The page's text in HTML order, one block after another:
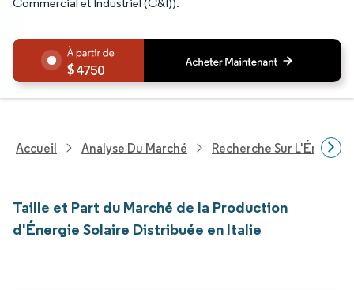
4750
Accueil Analyse Du Marché Recherche Sur
Taille et Part du Marché de la Production
d'Énergie Solaire Distribuée en Italie